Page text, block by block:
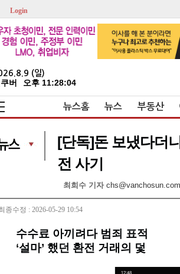
Login
(일)
버 오후 11:28:05
뉴스홈 뉴스 부동산
[단독]돈 보냈다더
전 사기
최희수 기자 chs@vanchosun.com
종수정 : 2026-05-29 10:54
수수료 아끼려다 범죄 표적
‘설마’ 했던 환전 거래의 덫